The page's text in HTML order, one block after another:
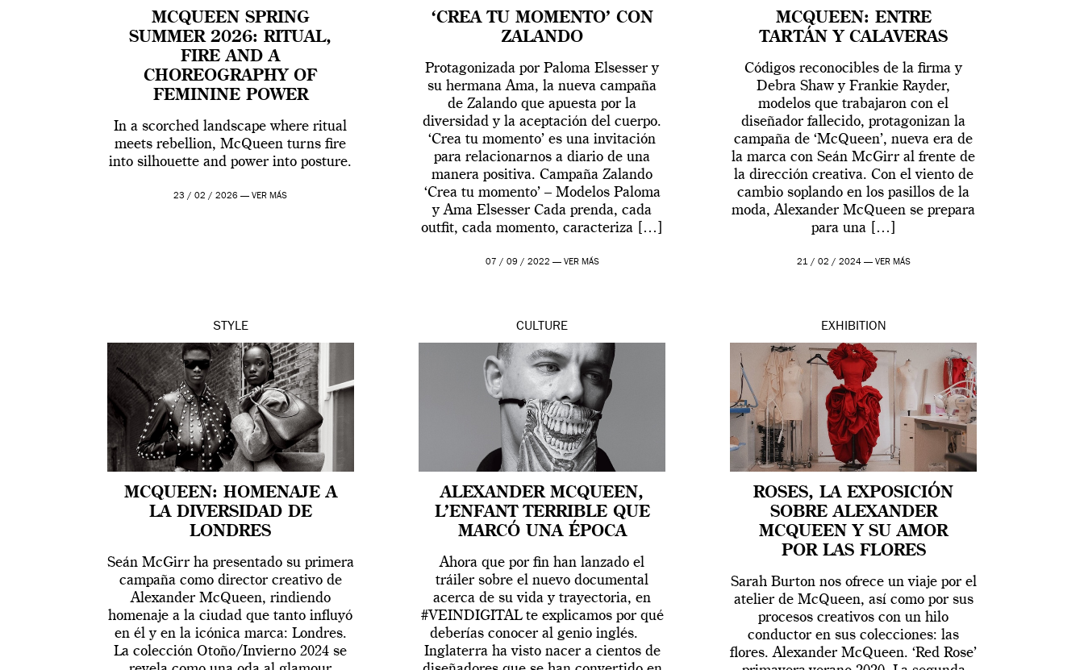
MCQUEEN SPRING
SUMMER 2026: RITUAL,
FIRE AND A
CHOREOGRAPHY OF
FEMININE POWER
In a scorched landscape where ritual
meets rebellion, McQueen turns fire
into silhouette and power into posture.
23 / 02 / 2026 —VER MÁS
‘CREA TU MOMENTO’ CON
ZALANDO
Protagonizada por Paloma Elsesser y
su hermana Ama, la nueva campaña
de Zalando que apuesta por la
diversidad y la aceptación del cuerpo.
‘Crea tu momento’ es una invitación
para relacionarnos a diario de una
manera positiva. Campaña Zalando
‘Crea tu momento’ – Modelos Paloma
y Ama Elsesser Cada prenda, cada
outfit, cada momento, caracteriza […]
07 / 09 / 2022 — VER MÁS
MCQUEEN: ENTRE
TARTÁN Y CALAVERAS
Códigos reconocibles de la firma y
Debra Shaw y Frankie Rayder,
modelos que trabajaron con el
diseñador fallecido, protagonizan la
campaña de ‘McQueen’, nueva era de
la marca con Seán McGirr al frente de
la dirección creativa. Con el viento de
cambio soplando en los pasillos de la
moda, Alexander McQueen se prepara
para una […]
21 / 02 / 2024 — VER MÁS
STYLE
MCQUEEN: HOMENAJE A
LA DIVERSIDAD DE
LONDRES
Seán McGirr ha presentado su primera
campaña como director creativo de
Alexander McQueen, rindiendo
homenaje a la ciudad que tanto influyó
en él y en la icónica marca: Londres.
La colección Otoño/Invierno 2024 se
CULTURE
ALEXANDER MCQUEEN,
L’ENFANT TERRIBLE QUE
MARCÓ UNA ÉPOCA
Ahora que por fin han lanzado el
tráiler sobre el nuevo documental
acerca de su vida y trayectoria, en
#VEINDIGITAL te explicamos por qué
deberías conocer al genio inglés.
Inglaterra ha visto nacer a cientos de
EXHIBITION
ROSES, LA EXPOSICIÓN
SOBRE ALEXANDER
MCQUEEN Y SU AMOR
POR LAS FLORES
Sarah Burton nos ofrece un viaje por el
atelier de McQueen, así como por sus
procesos creativos con un hilo
conductor en sus colecciones: las
flores. Alexander McQueen. ‘Red Rose’